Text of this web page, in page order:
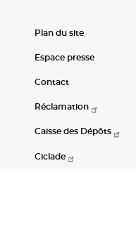
Plan du site
Espace presse
Contact
Réclamation
Caisse des Dépôts
Ciclade